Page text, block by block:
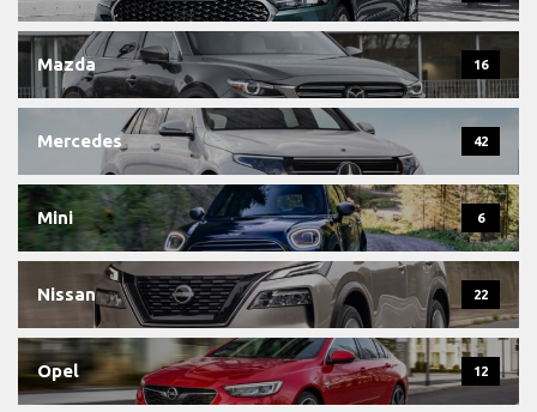
Mazda 16
Mercedes 42
Mini 6
Nissan 22
Opel 12